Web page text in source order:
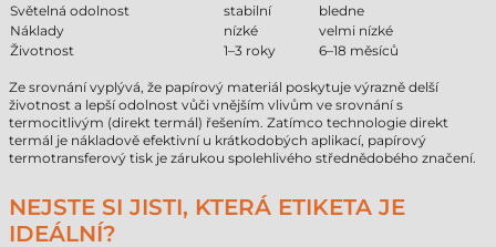
Světelná odolnost
stabilní
bledne
Náklady
nízké
velmi nízké
Životnost
1–3 roky 6–18 měsíců
Ze srovnání vyplývá, že papírový materiál poskytuje výrazně delší
životnost a lepší odolnost vůči vnějším vlivům ve srovnání s
termocitlivým (direkt termál) řešením. Zatímco technologie direkt
termál je nákladově efektivní u krátkodobých aplikací, papírový
termotransferový tisk je zárukou spolehlivého střednědobého značení.
NEJSTE SI JISTI, KTERÁ ETIKETA JE
IDEÁLNÍ?